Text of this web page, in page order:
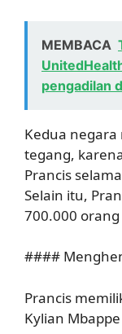
MEMBACA
pengadilan
Kedua
tegang,
Prancis
Selain itu,
700.000
####
Prancis
Kylian